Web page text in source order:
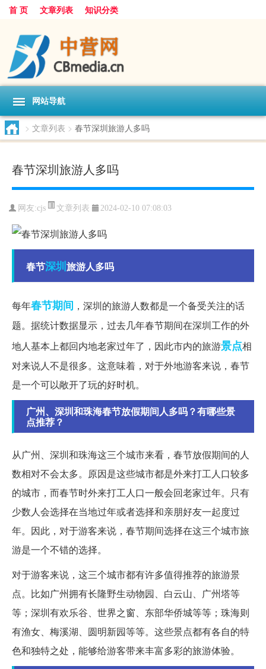
首 页 文章列表 知识分类
网站导航
> 文章列表 > 春节深圳旅游人多吗
春节深圳旅游人多吗
网友:cjs 文章列表 2024-02-10 07:08:03
春节深圳旅游人多吗
每年春节期间 ，深圳的旅游人数都是一个备受关注的话
题。据统计数据显示，过去几年春节期间在深圳工作的外
地人基本上都回内地老家过年了，因此市内的旅游景点相
对来说人不是很多。这意味着，对于外地游客来说，春节
是一个可以敞开了玩的好时机。
广州、深圳和珠海春节放假期间人多吗？有哪些景
点推荐？
从广州、深圳和珠海这三个城市来看，春节放假期间的人
数相对不会太多。原因是这些城市都是外来打工人口较多
的城市，而春节时外来打工人口一般会回老家过年。只有
少数人会选择在当地过年或者选择和亲朋好友一起度过
年。因此，对于游客来说，春节期间选择在这三个城市旅
游是一个不错的选择。
对于游客来说，这三个城市都有许多值得推荐的旅游景
点。比如广州拥有长隆野生动物园、白云山、广州塔等
等；深圳有欢乐谷、世界之窗、东部华侨城等等；珠海则
有渔女、梅溪湖、圆明新园等等。这些景点都有各自的特
色和独特之处，能够给游客带来丰富多彩的旅游体验。